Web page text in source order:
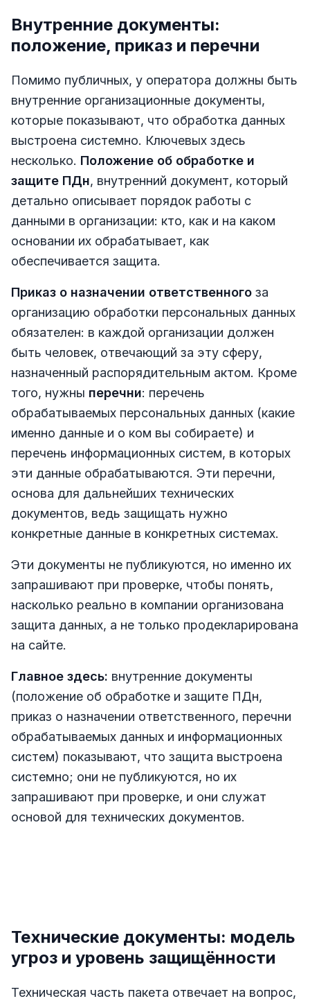
Внутренние документы:
положение, приказ и перечни
Помимо публичных, у оператора должны быть
внутренние организационные документы,
которые показывают, что обработка данных
выстроена системно. Ключевых здесь
несколько. Положение об обработке и
защите ПДн, внутренний документ, который
детально описывает порядок работы с
данными в организации: кто, как и на каком
основании их обрабатывает, как
обеспечивается защита.
Приказ о назначении ответственного за
организацию обработки персональных данных
обязателен: в каждой организации должен
быть человек, отвечающий за эту сферу,
назначенный распорядительным актом. Кроме
того, нужны перечни: перечень
обрабатываемых персональных данных (какие
именно данные и о ком вы собираете) и
перечень информационных систем, в которых
эти данные обрабатываются. Эти перечни,
основа для дальнейших технических
документов, ведь защищать нужно
конкретные данные в конкретных системах.
Эти документы не публикуются, но именно их
запрашивают при проверке, чтобы понять,
насколько реально в компании организована
защита данных, а не только продекларирована
на сайте.
Главное здесь: внутренние документы
(положение об обработке и защите ПДн,
приказ о назначении ответственного, перечни
обрабатываемых данных и информационных
систем) показывают, что защита выстроена
системно; они не публикуются, но их
запрашивают при проверке, и они служат
основой для технических документов.
Технические документы: модель
угроз и уровень защищённости
Техническая часть пакета отвечает на вопрос,